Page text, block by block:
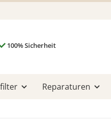
100% Sicherheit
Reparaturen